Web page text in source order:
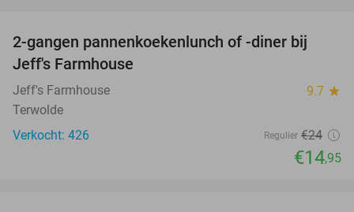
38%
2-gangen pannenkoekenlunch of -diner bij
Jeff's Farmhouse
Jeff's Farmhouse 9.7 star
Terwolde
Verkocht: 426
Regulier €24
€14,95